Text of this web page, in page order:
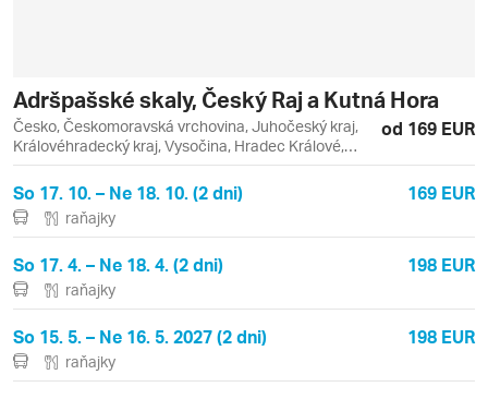
Adršpašské skaly, Český Raj a Kutná Hora
Česko, Českomoravská vrchovina, Juhočeský kraj,
Královéhradecký kraj, Vysočina, Hradec Králové,
Košice, Trnava
od 169 EUR
So 17. 10. – Ne 18. 10. (2 dni) 169 EUR
raňajky
So 17. 4. – Ne 18. 4. (2 dni) 198 EUR
raňajky
So 15. 5. – Ne 16. 5. 2027 (2 dni) 198 EUR
raňajky